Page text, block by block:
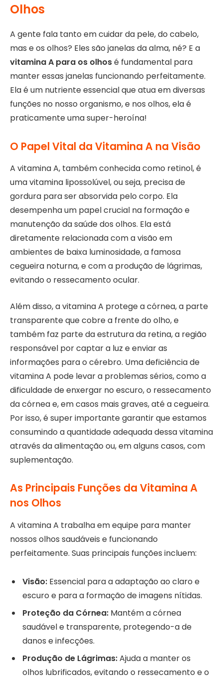
Olhos
A gente fala tanto em cuidar da pele, do cabelo,
mas e os olhos? Eles são janelas da alma, né? E a
vitamina A para os olhosé fundamental para
manter essas janelas funcionando perfeitamente.
Ela é um nutriente essencial que atua em diversas
funções no nosso organismo, e nos olhos, ela é
praticamente uma super-heroína!
O Papel Vital da Vitamina A na Visão
A vitamina A, também conhecida como retinol, é
uma vitamina lipossolúvel, ou seja, precisa de
gordura para ser absorvida pelo corpo. Ela
desempenha um papel crucial na formação e
manutenção da saúde dos olhos. Ela está
diretamente relacionada com a visão em
ambientes de baixa luminosidade, a famosa
cegueira noturna, e com a produção de lágrimas,
evitando o ressecamento ocular.
Além disso, a vitamina A protege a córnea, a parte
transparente que cobre a frente do olho, e
também faz parte da estrutura da retina, a região
responsável por captar a luz e enviar as
informações para o cérebro. Uma deficiência de
vitamina A pode levar a problemas sérios, como a
dificuldade de enxergar no escuro, o ressecamento
da córnea e, em casos mais graves, até a cegueira.
Por isso, é super importante garantir que estamos
consumindo a quantidade adequada dessa vitamina
através da alimentação ou, em alguns casos, com
suplementação.
As Principais Funções da Vitamina A
nos Olhos
A vitamina A trabalha em equipe para manter
nossos olhos saudáveis e funcionando
perfeitamente. Suas principais funções incluem:
Visão: Essencial para a adaptação ao claro e
escuro e para a formação de imagens nítidas.
Proteção da Córnea: Mantém a córnea
saudável e transparente, protegendo-a de
danos e infecções.
Produção de Lágrimas:Ajuda a manter os
olhos lubrificados, evitando o ressecamento e o